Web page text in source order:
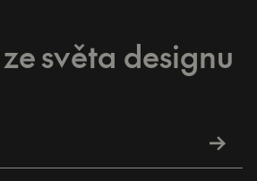
světa designu